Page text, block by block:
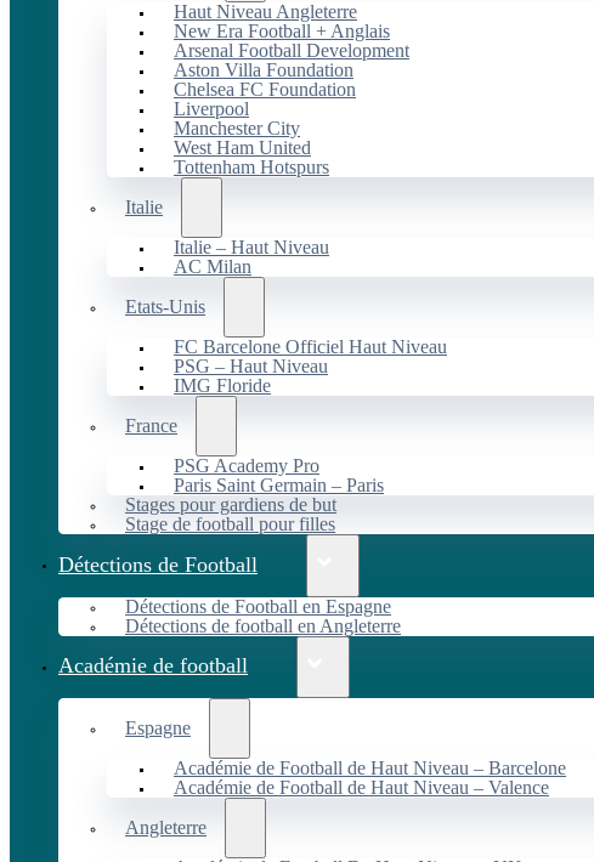
Haut Niveau Angleterre
New Era Football + Anglais
Arsenal Football Development
Aston Villa Foundation
Chelsea FC Foundation
Liverpool
Manchester City
West Ham United
Tottenham Hotspurs
Italie
Italie – Haut Niveau
AC Milan
Etats-Unis
FC Barcelone Officiel Haut Niveau
PSG – Haut Niveau
IMG Floride
France
PSG Academy Pro
Paris Saint Germain – Paris
Stages pour gardiens de but
Stage de football pour filles
Détections de Football
Détections de Football en Espagne
Détections de football en Angleterre
Académie de football
Espagne
Académie de Football de Haut Niveau – Barcelone
Académie de Football de Haut Niveau – Valence
Angleterre